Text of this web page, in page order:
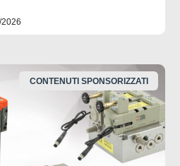
CONTENUTI SPONSORIZZATI